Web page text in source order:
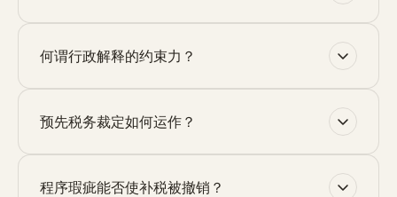
何谓行政解释的约束力？
预先税务裁定如何运作？
程序瑕疵能否使补税被撤销？